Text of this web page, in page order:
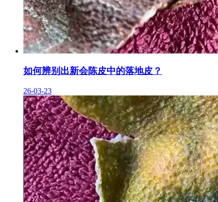
如何辨别出新会陈皮中的落地皮？
26-03-23